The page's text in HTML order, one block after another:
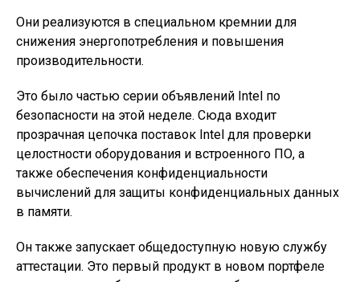
Они реализуются в специальном кремнии для
снижения энергопотребления и повышения
производительности.
Это было частью серии объявлений Intel по
безопасности на этой неделе. Сюда входит
прозрачная цепочка поставок Intel для проверки
целостности оборудования и встроенного ПО, а
также обеспечения конфиденциальности
вычислений для защиты конфиденциальных данных
в памяти.
Он также запускает общедоступную новую службу
аттестации. Это первый продукт в новом портфеле